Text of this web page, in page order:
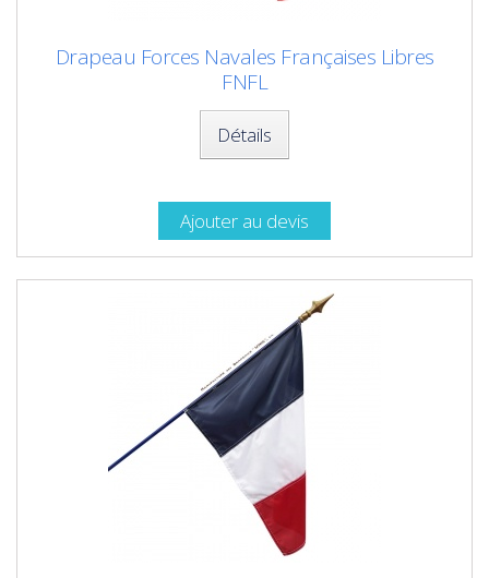
Drapeau Forces Navales Françaises Libres
FNFL
Détails
Ajouter au devis